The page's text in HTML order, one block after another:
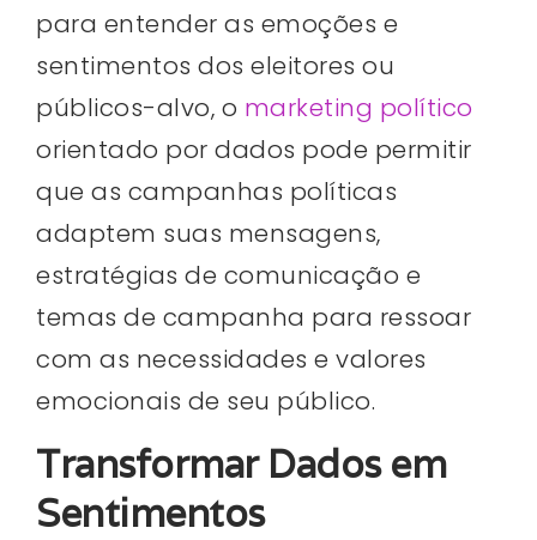
para entender as emoções e
sentimentos dos eleitores ou
públicos-alvo, o marketing político
orientado por dados pode permitir
que as campanhas políticas
adaptem suas mensagens,
estratégias de comunicação e
temas de campanha para ressoar
com as necessidades e valores
emocionais de seu público.
Transformar Dados em
Sentimentos